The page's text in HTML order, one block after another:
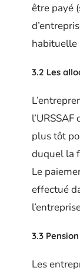
être payé
habituelle
3.2 Les
plus tôt
duquel la
Le
effectué
3.3 Pension
Les